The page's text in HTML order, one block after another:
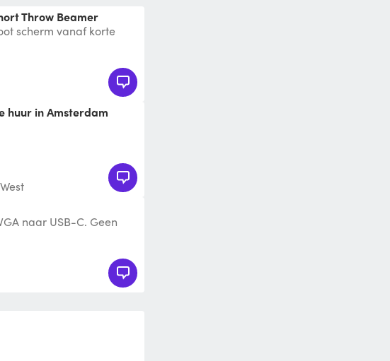
Throw Beamer
scherm vanaf korte
huur in Amsterdam
naar USB-C. Geen